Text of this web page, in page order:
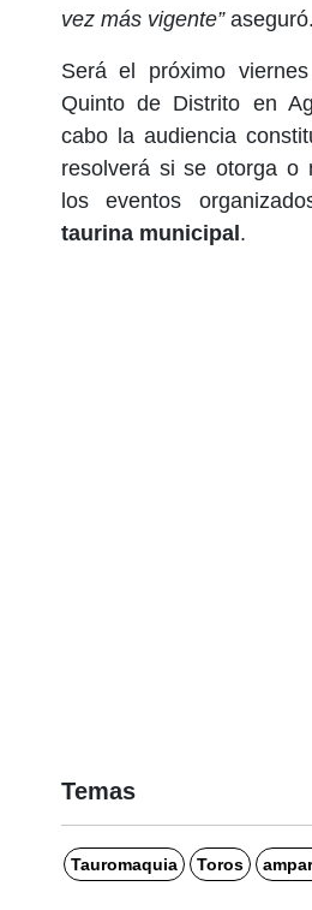
vez más vigente”aseguró.
Será el próximo
Quinto de Distrito en
cabo la audiencia
resolverá si se otorga
los eventos
taurina municipal.
Temas
Tauromaquia Toros